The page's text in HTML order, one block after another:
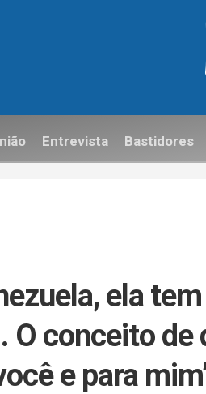
Entrevista Bastidores
ela
O conceito
e para